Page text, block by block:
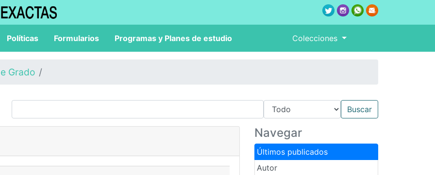
Políticas Formularios Programas y Planes de estudio Colecciones
Grado
Navegar
Últimos publicados
Autor